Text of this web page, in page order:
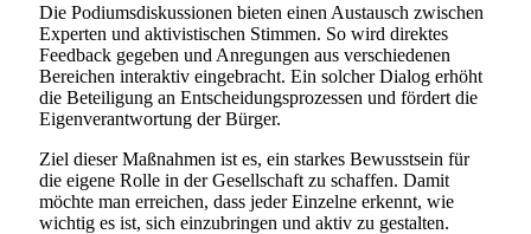
Die Podiumsdiskussionen bieten einen Austausch zwischen
Experten und aktivistischen Stimmen. So wird direktes
Feedback gegeben und Anregungen aus verschiedenen
Bereichen interaktiv eingebracht. Ein solcher Dialog erhöht
die Beteiligung an Entscheidungsprozessen und fördert die
Eigenverantwortung der Bürger.
Ziel dieser Maßnahmen ist es, ein starkes Bewusstsein für
die eigene Rolle in der Gesellschaft zu schaffen. Damit
möchte man erreichen, dass jeder Einzelne erkennt, wie
wichtig es ist, sich einzubringen und aktiv zu gestalten.